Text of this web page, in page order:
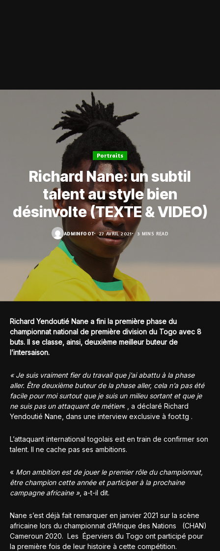
Portraits
Richard Nane: un subtil
talent au style bien
désinvolte (TEXTE & VIDEO)
ADMINFOOT 27 AVRIL 2021 3 MINS READ
Richard Yendoutié Nane a fini la première phase du
championnat national de première division du Togo avec 8
buts. Il se classe, ainsi, deuxième meilleur buteur de
l’intersaison.
« Je suis vraiment fier du travail que j’ai abattu à la phase
aller. Être deuxième buteur de la phase aller, cela n’a pas été
facile pour moi surtout que je suis un milieu sortant et que je
ne suis pas un attaquant de métier« , a déclaré Richard
Yendoutié Nane, dans une interview exclusive à foot.tg .
L’attaquant international togolais est en train de confirmer son
talent. Il ne cache pas ses ambitions.
« Mon ambition est de jouer le premier rôle du championnat,
être champion cette année et participer à la prochaine
campagne africaine », a-t-il dit.
Nane s’est déjà fait remarquer en janvier 2021 sur la scène
africaine lors du championnat d’Afrique des Nations (CHAN)
Cameroun 2020. Les Éperviers du Togo ont participé pour
la première fois de leur histoire à cette compétition.